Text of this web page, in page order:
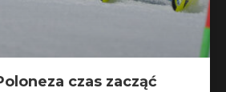
czas zacząć